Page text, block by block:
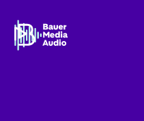
content
Bauer
Media